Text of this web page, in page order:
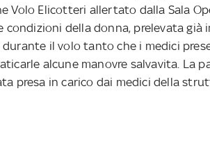
Volo Elicotteri allertato dalla Sala
condizioni della donna, prelevata già
durante il volo tanto che i medici
alcune manovre salvavita. La
presa in carico dai medici della